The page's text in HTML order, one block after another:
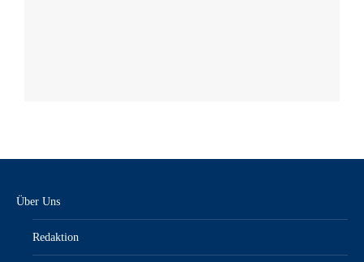
Über Uns
Redaktion